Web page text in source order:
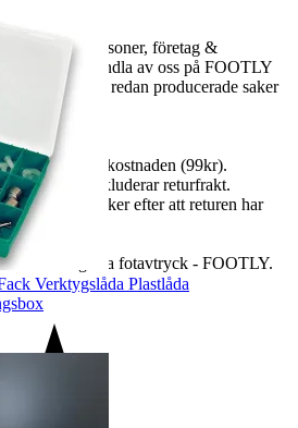
åt privatpersoner, företag &
Genom att handla av oss på FOOTLY
eller använda redan producerade saker
resurser.
står för fraktkostnaden (99kr).
mail som inkluderar returfrakt.
returavgift sker efter att returen har
30 dagar.
vårt ekologiska fotavtryck - FOOTLY.
Verktygslåda Plastlåda